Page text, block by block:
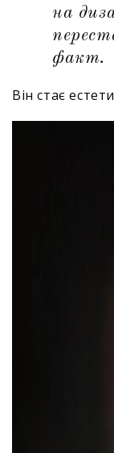
на
факт.
Він стає